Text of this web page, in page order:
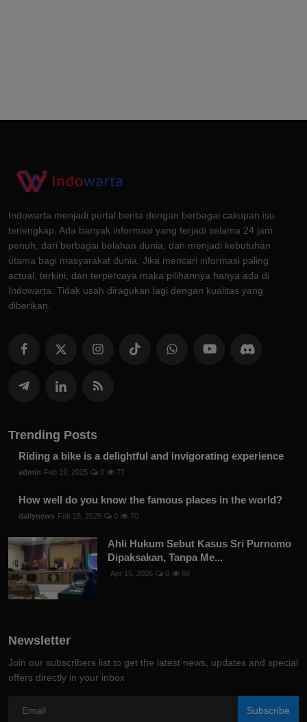
Indowarta menjadi portal berita dengan berbagai cakupan isu
terlengkap. Ada banyak informasi yang terjadi selama 24 jam
penuh, dari berbagai belahan dunia, dan menjadi kebutuhan
utama bagi masyarakat dunia. Jika mencari informasi paling
actual, terkini, dan terpercaya maka pilihannya hanya ada di
Indowarta. Tidak usah diragukan lagi dengan kualitas yang
diberikan.
Trending Posts
Riding a bike is a delightful and invigorating experience
admin Feb 19, 2025 0 77
How well do you know the famous places in the world?
dailynews Feb 18, 2025 0 70
Ahli Hukum Sebut Kasus Sri Purnomo
Dipaksakan, Tanpa Me...
Apr 15, 2026 0 68
Newsletter
Join our subscribers list to get the latest news, updates and special
offers directly in your inbox
Subscribe